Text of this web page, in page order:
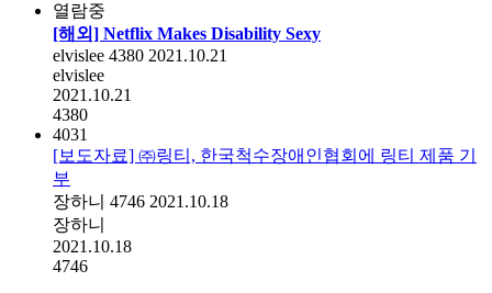
열람중
[해외] Netflix Makes Disability Sexy
elvislee 4380 2021.10.21
elvislee
2021.10.21
4380
4031
[보도자료] ㈜링티, 한국척수장애인협회에 링티 제품 기
부
장하니 4746 2021.10.18
장하니
2021.10.18
4746